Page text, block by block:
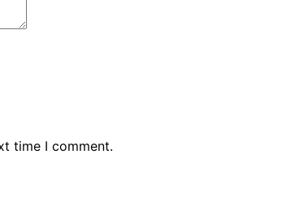
time I comment.